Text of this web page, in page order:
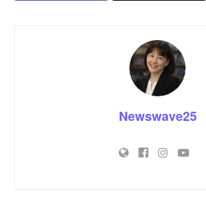
Newswave25